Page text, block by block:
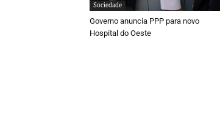
Sociedade
Governo anuncia PPP para novo
Hospital do Oeste